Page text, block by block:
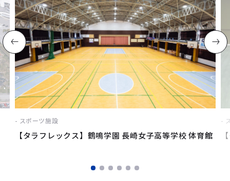
スポーツ施設
【タラフレックス】鶴鳴学園 長崎女子高等学校 体育館